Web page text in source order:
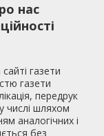
нас
газети
газети
передрук
числі шляхом
аналогічних і
без